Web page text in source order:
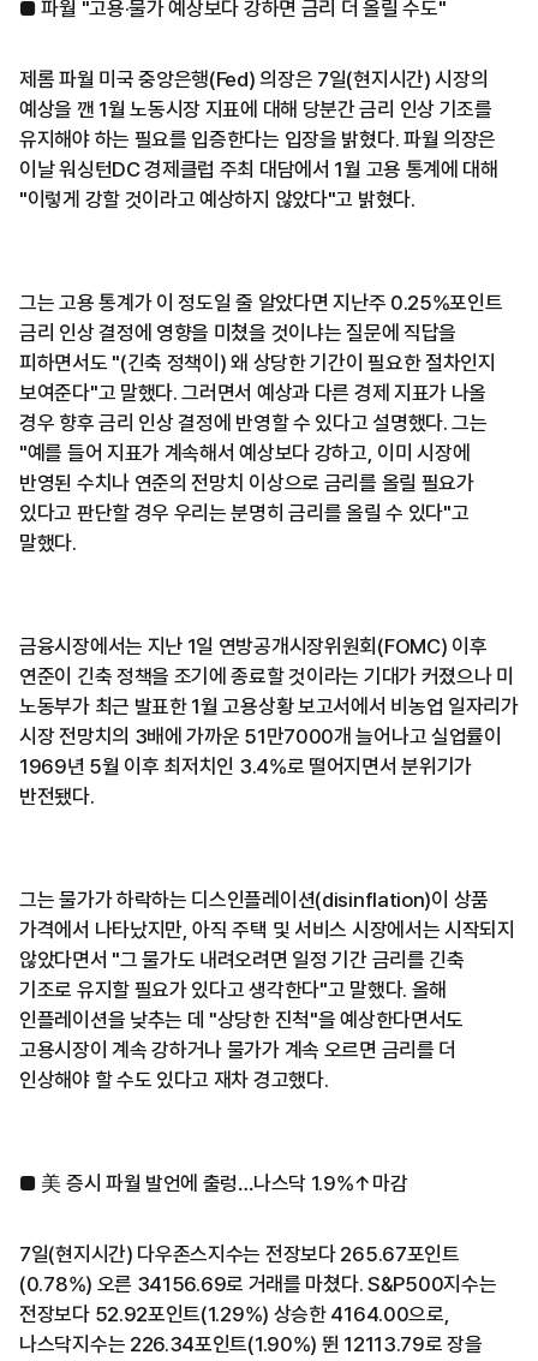
■ 파월 "고용·물가 예상보다 강하면 금리 더 올릴 수도"
제롬 파월 미국 중앙은행(Fed) 의장은 7일(현지시간) 시장의
예상을 깬 1월 노동시장 지표에 대해 당분간 금리 인상 기조를
유지해야 하는 필요를 입증한다는 입장을 밝혔다. 파월 의장은
이날 워싱턴DC 경제클럽 주최 대담에서 1월 고용 통계에 대해
"이렇게 강할 것이라고 예상하지 않았다"고 밝혔다.
그는 고용 통계가 이 정도일 줄 알았다면 지난주 0.25%포인트
금리 인상 결정에 영향을 미쳤을 것이냐는 질문에 직답을
피하면서도 "(긴축 정책이) 왜 상당한 기간이 필요한 절차인지
보여준다"고 말했다. 그러면서 예상과 다른 경제 지표가 나올
경우 향후 금리 인상 결정에 반영할 수 있다고 설명했다. 그는
"예를 들어 지표가 계속해서 예상보다 강하고, 이미 시장에
반영된 수치나 연준의 전망치 이상으로 금리를 올릴 필요가
있다고 판단할 경우 우리는 분명히 금리를 올릴 수 있다"고
말했다.
금융시장에서는 지난 1일 연방공개시장위원회(FOMC) 이후
연준이 긴축 정책을 조기에 종료할 것이라는 기대가 커졌으나 미
노동부가 최근 발표한 1월 고용상황 보고서에서 비농업 일자리가
시장 전망치의 3배에 가까운 51만7000개 늘어나고 실업률이
1969년 5월 이후 최저치인 3.4%로 떨어지면서 분위기가
반전됐다.
그는 물가가 하락하는 디스인플레이션(disinflation)이 상품
가격에서 나타났지만, 아직 주택 및 서비스 시장에서는 시작되지
않았다면서 "그 물가도 내려오려면 일정 기간 금리를 긴축
기조로 유지할 필요가 있다고 생각한다"고 말했다. 올해
인플레이션을 낮추는 데 "상당한 진척"을 예상한다면서도
고용시장이 계속 강하거나 물가가 계속 오르면 금리를 더
인상해야 할 수도 있다고 재차 경고했다.
■ 美 증시 파월 발언에 출렁…나스닥 1.9%↑마감
7일(현지시간) 다우존스지수는 전장보다 265.67포인트
(0.78%) 오른 34156.69로 거래를 마쳤다. S&P500지수는
전장보다 52.92포인트(1.29%) 상승한 4164.00으로,
나스닥지수는 226.34포인트(1.90%) 뛴 12113.79로 장을